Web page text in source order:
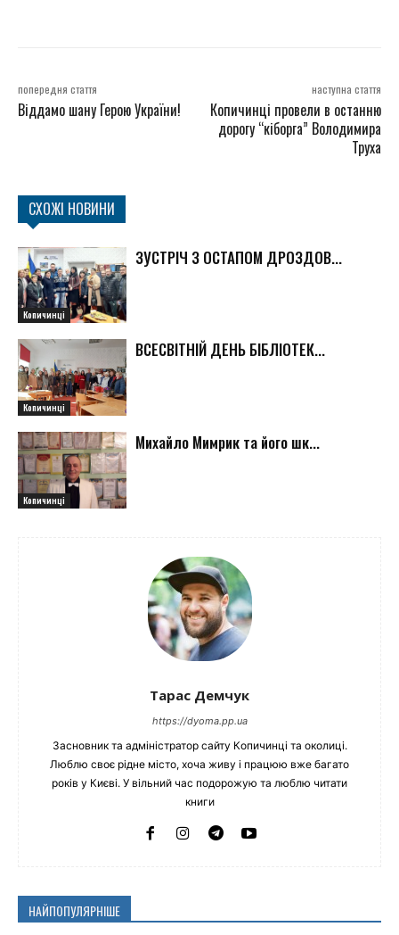
попередня стаття
Віддамо шану Герою України!
наступна стаття
Копичинці провели в останню
дорогу “кіборга” Володимира
Труха
СХОЖІ НОВИНИ
Копичинці
ЗУСТРІЧ З ОСТАПОМ ДРОЗДОВ...
Копичинці
ВСЕСВІТНІЙ ДЕНЬ БІБЛІОТЕК...
Копичинці
Михайло Мимрик та його шк...
Тарас Демчук
https://dyoma.pp.ua
Засновник та адміністратор сайту Копичинці та околиці.
Люблю своє рідне місто, хоча живу і працюю вже багато
років у Києві. У вільний час подорожую та люблю читати
книги
НАЙПОПУЛЯРНІШЕ